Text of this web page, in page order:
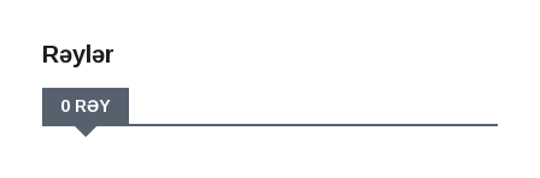
Rəylər
0 RƏY